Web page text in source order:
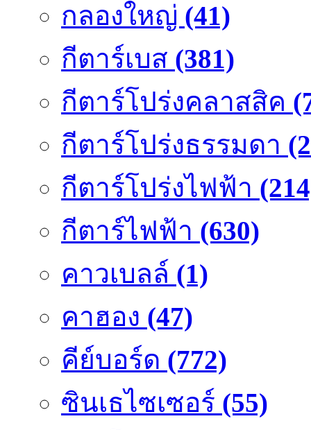
กลองใหญ่ (41)
กีตาร์เบส (381)
กีตาร์โปร่งคลาสสิค
กีตาร์โปร่งธรรมดา
กีตาร์โปร่งไฟฟ้า
กีตาร์ไฟฟ้า (630)
คาวเบลล์ (1)
คาฮอง (47)
คีย์บอร์ด (772)
ซินเธไซเซอร์ (55)